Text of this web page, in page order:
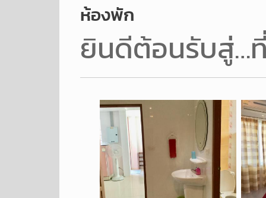
ห้องพัก
ยินดีต้อนรับสู่…